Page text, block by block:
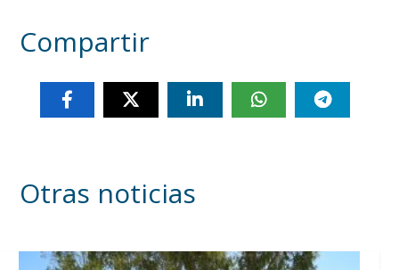
Compartir
Otras noticias